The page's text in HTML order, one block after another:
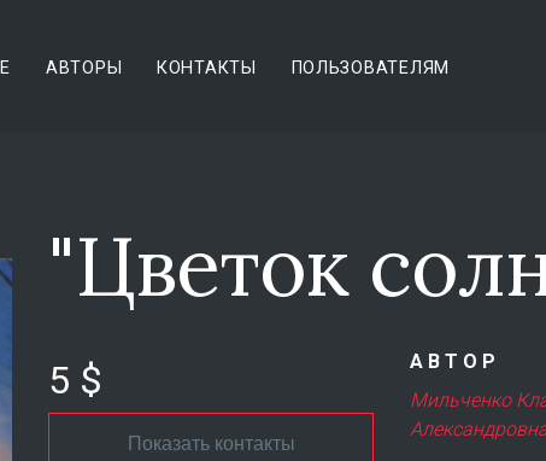
АВТОРЫ КОНТАКТЫ ПОЛЬЗОВАТЕЛЯМ
"Цветок
5 $
Показать контакты
АВТОР
Мильченко